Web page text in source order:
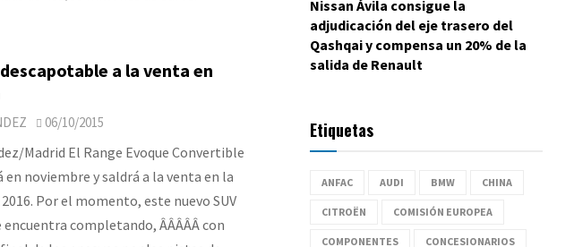
a la venta en
06/10/2015
Madrid El Range Evoque Convertible
en noviembre y saldrá a la venta en la
Por el momento, este nuevo SUV
completando, ÂÂÂÂÂ con
Nissan Ávila consigue la
adjudicación del eje trasero del
Qashqai y compensa un 20% de la
salida de Renault
Etiquetas
ANFAC AUDI BMW CHINA
CITROËN COMISIÓN EUROPEA
COMPONENTES CONCESIONARIOS